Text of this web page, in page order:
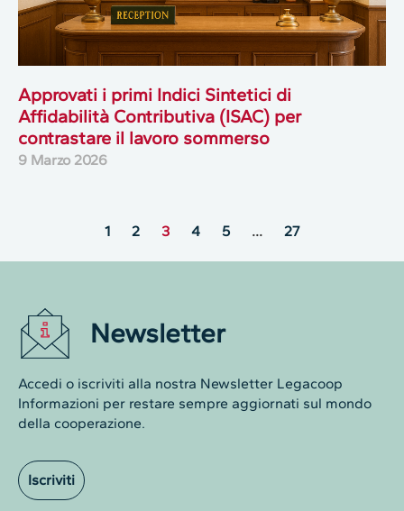
Approvati i primi Indici Sintetici di
Affidabilità Contributiva (ISAC) per
contrastare il lavoro sommerso
9 Marzo 2026
1 2 3 4 5 … 27
Newsletter
Accedi o iscriviti alla nostra Newsletter Legacoop
Informazioni per restare sempre aggiornati sul mondo
della cooperazione.
Iscriviti